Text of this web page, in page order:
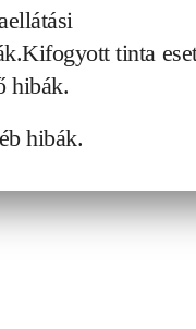
tinta
hibák.
hibák.